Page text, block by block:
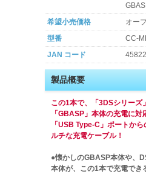
希望小売価格
オー
型番
CC-
JAN コード
製品概要
この1本で、「3DSシリーズ
「GBASP」本体の充電に対
「USB Type-C」ポートか
ルチな充電ケーブル！
●懐かしのGBASP本体や、
本体が、この1本で充電でき